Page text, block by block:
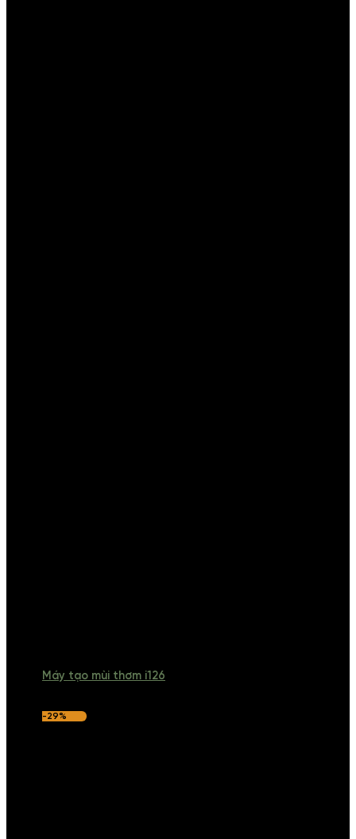
Máy tạo mùi thơm i126
-29%